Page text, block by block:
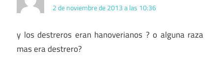
2 de noviembre de 2013 a las 10:36
y los destreros eran hanoverianos ? o alguna raza
mas era destrero?